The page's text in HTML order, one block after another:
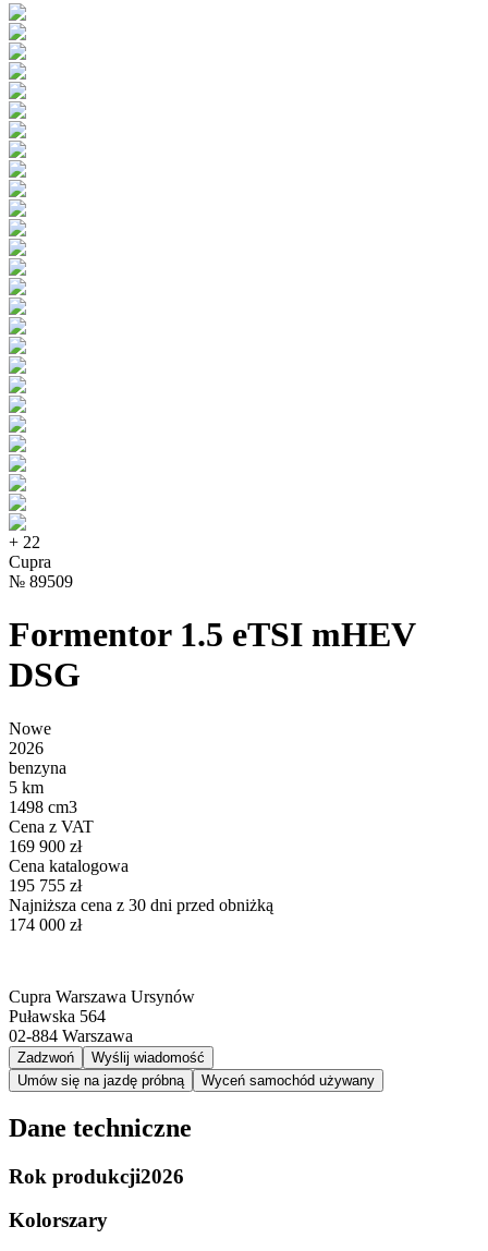
+ 22
Cupra
№ 89509
Formentor 1.5 eTSI mHEV
DSG
Nowe
2026
benzyna
5 km
1498 cm3
Cena z VAT
169 900 zł
Cena katalogowa
195 755 zł
Najniższa cena z 30 dni przed obniżką
174 000 zł
Cupra Warszawa Ursynów
Puławska 564
02-884 Warszawa
Zadzwoń
Wyślij wiadomość
Umów się na jazdę próbną
Wyceń samochód używany
Dane techniczne
Rok produkcji2026
Kolorszary